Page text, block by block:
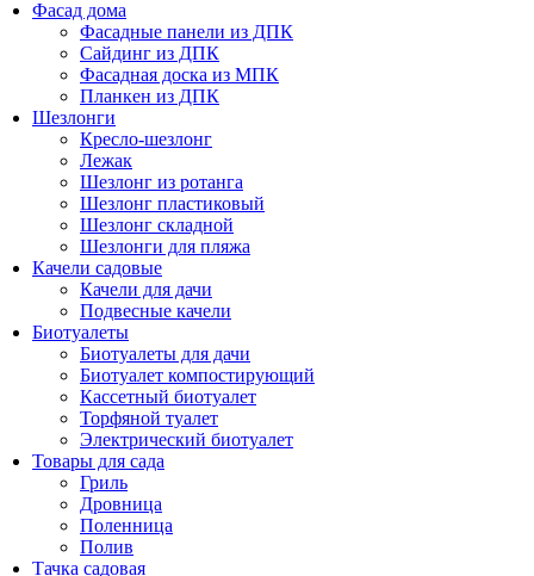
Фасад дома
Фасадные панели из ДПК
Сайдинг из ДПК
Фасадная доска из МПК
Планкен из ДПК
Шезлонги
Кресло-шезлонг
Лежак
Шезлонг из ротанга
Шезлонг пластиковый
Шезлонг складной
Шезлонги для пляжа
Качели садовые
Качели для дачи
Подвесные качели
Биотуалеты
Биотуалеты для дачи
Биотуалет компостирующий
Кассетный биотуалет
Торфяной туалет
Электрический биотуалет
Товары для сада
Гриль
Дровница
Поленница
Полив
Тачка садовая